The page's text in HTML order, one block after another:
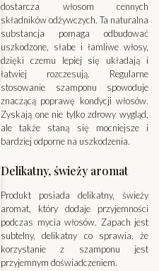
dostarcza włosom cennych
składników odżywczych. Ta naturalna
substancja pomaga odbudować
uszkodzone, słabe i łamliwe włosy,
dzięki czemu lepiej się układają i
łatwiej rozczesują. Regularne
stosowanie szamponu spowoduje
znaczącą poprawę kondycji włosów.
Zyskają one nie tylko zdrowy wygląd,
ale także staną się mocniejsze i
bardziej odporne na uszkodzenia.
Delikatny, świeży aromat
Produkt posiada delikatny, świeży
aromat, który dodaje przyjemności
podczas mycia włosów. Zapach jest
subtelny, delikatny co sprawia, że
korzystanie z szamponu jest
przyjemnym doświadczeniem.